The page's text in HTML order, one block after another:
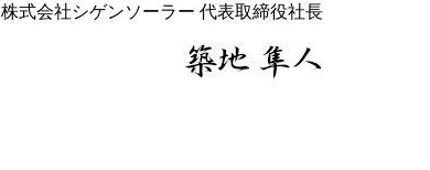
株式会社シゲンソーラー 代表取締役社長